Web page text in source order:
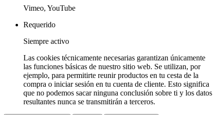
Vimeo, YouTube
Requerido
Siempre activo
Las cookies técnicamente necesarias garantizan únicamente
las funciones básicas de nuestro sitio web. Se utilizan, por
ejemplo, para permitirte reunir productos en tu cesta de la
compra o iniciar sesión en tu cuenta de cliente. Esto significa
que no podemos sacar ninguna conclusión sobre ti y los datos
resultantes nunca se transmitirán a terceros.